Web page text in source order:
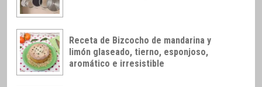
Receta de Bizcocho de mandarina y
limón glaseado, tierno, esponjoso,
aromático e irresistible